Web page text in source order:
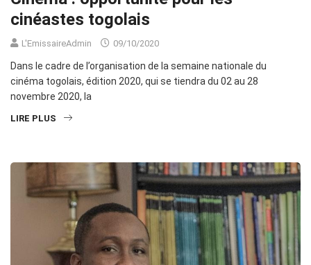
cinéastes togolais
L'EmissaireAdmin 09/10/2020
Dans le cadre de l’organisation de la semaine nationale du
cinéma togolais, édition 2020, qui se tiendra du 02 au 28
novembre 2020, la
LIRE PLUS